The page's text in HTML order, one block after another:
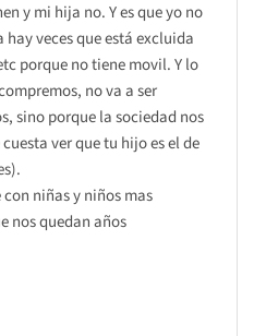
y mi hija no. Y es que yo no
veces que está excluida
porque no tiene movil. Y lo
no va a ser
sino porque la sociedad nos
ver que tu hijo es el de
niñas y niños mas
nos quedan años